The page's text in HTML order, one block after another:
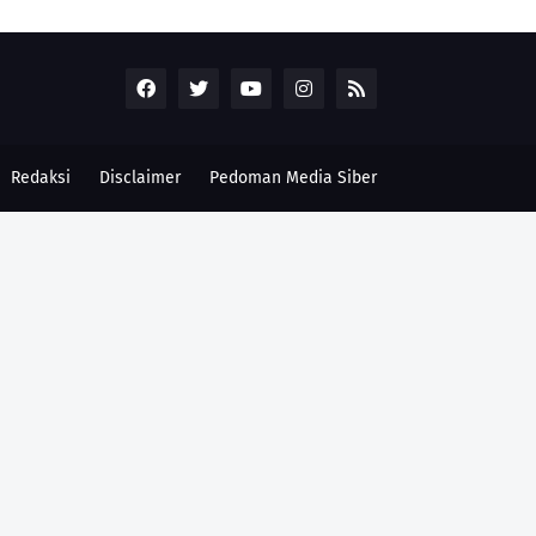
Redaksi Disclaimer Pedoman Media Siber